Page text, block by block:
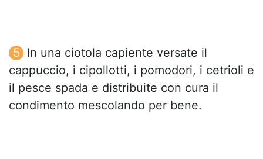
In una ciotola capiente versate il
cappuccio, i cipollotti, i pomodori, i cetrioli e
il pesce spada e distribuite con cura il
condimento mescolando per bene.